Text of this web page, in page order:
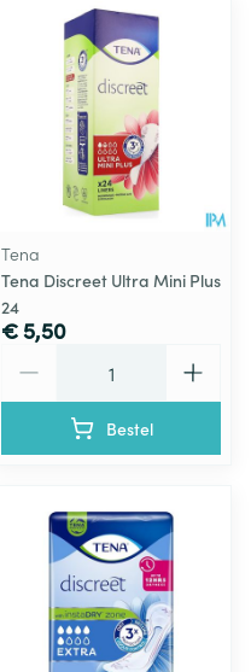
Tena
Tena Discreet Ultra Mini Plus
24
€ 5,50
Bestel